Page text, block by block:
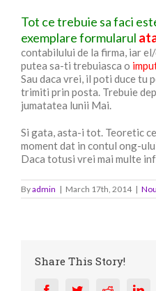
Tot ce trebuie sa faci
exemplareformularul
contabilului de la firma, iar
putea sa-ti trebuiasca o
Sau daca vrei, il poti duce tu
trimiti prin posta. Trebuie
jumatatea lunii Mai.
Si gata, asta-i tot. Teoretic
moment dat in contul ong-
Daca totusi vrei mai multe
Byadmin | March 17th, 2014 |
Share This Story!